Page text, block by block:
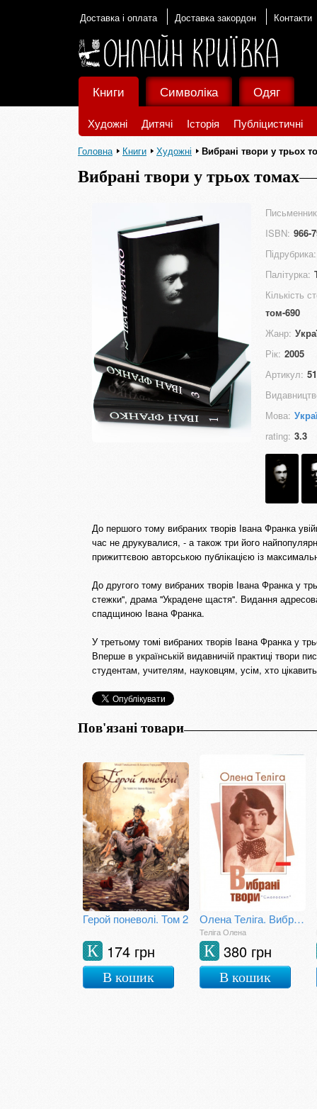
Доставка і оплата Доставка закордон Контакти
Книги
Художні Дитячі Історія Публіцистичні
Символіка Одяг
Головна Книги Художні Вибрані твори у трьох
Вибрані твори у трьох томах
ISBN: 966-
Підрубрика:
Палітурка:
Кількість
том-690
Жанр:
Рік: 2005
Артикул:
Мова:
rating: 3.3
До першого тому вибраних творів Івана Франка
час не друкувалися, - а також три його
прижиттєвою авторською публікацією із
До другого тому вибраних творів Івана Франка у
стежки'', драма ''Украдене щастя''. Видання
спадщиною Івана Франка.
У третьому томі вибраних творів Івана Франка у
Вперше в українській видавничій практиці твори
студентам, учителям, науковцям, усім, хто
Пов'язані товари
Герой поневолі. Том 2
174 грн
К
В кошик
Олена Теліга. Вибрані твори
Теліга Олена
380 грн
К
В кошик